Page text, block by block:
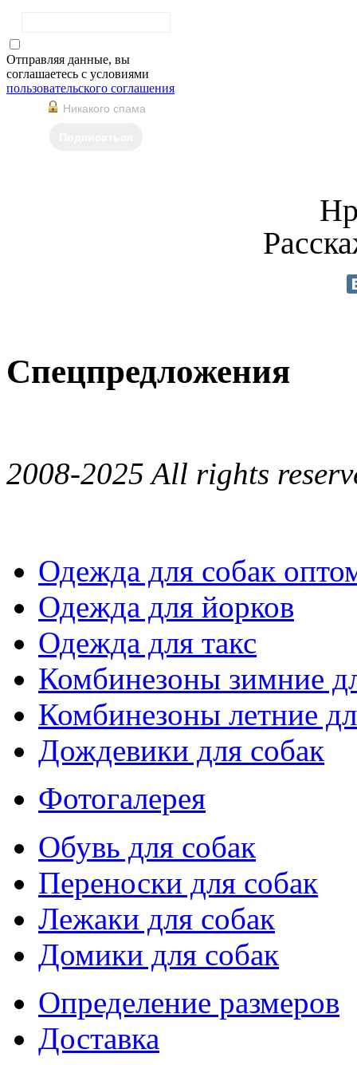
Отправляя данные, вы
соглашаетесь с условиями
пользовательского соглашения
Никакого спама
Спецпредложения
2008-2025 All rights
Одежда для собак
Одежда для йорков
Одежда для такс
Комбинезоны зимние
Комбинезоны летние
Дождевики для собак
Фотогалерея
Обувь для собак
Переноски для собак
Лежаки для собак
Домики для собак
Определение размеров
Доставка